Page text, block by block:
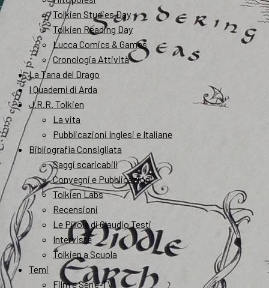
Tolkien Studies Day
Tolkien Reading Day
Lucca Comics & Games
Cronologia Attività
La Tana del Drago
I Quaderni di Arda
J.R.R. Tolkien
La vita
Pubblicazioni Inglesi e Italiane
Bibliografia Consigliata
Saggi scaricabili
Convegni e Pubblicazioni
Tolkien Labs
Recensioni
Le Pillole di Claudio Testi
Interviste
Tolkien a Scuola
Temi
Film e Serie-TV